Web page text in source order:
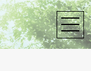
> 高崎市の保育園 >